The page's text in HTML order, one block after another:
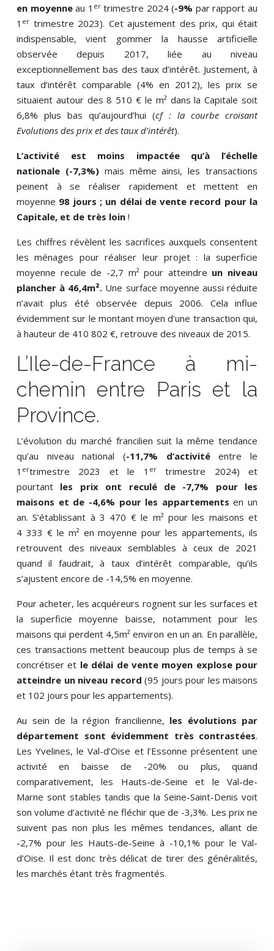
en moyenneau 1 ertrimestre 2024 (-9% par rapport au
1 er trimestre 2023). Cet ajustement des prix, qui était
indispensable, vient gommer la hausse artificielle
observée depuis 2017, liée au niveau
exceptionnellement bas des taux d’intérêt. Justement, à
taux d’intérêt comparable (4% en 2012), les prix se
situaient autour des 8 510 € le m² dans la Capitale soit
6,8% plus bas qu’aujourd’hui (cf : la courbe croisant
Evolutions des prix et des taux d’intérêt).
L’activité est moins impactée qu’à l’échelle
nationale (-7,3%)mais même ainsi, les transactions
peinent à se réaliser rapidement et mettent en
moyenne 98 jours ; un délai de vente record pour la
Capitale, et de très loin !
Les chiffres révèlent les sacrifices auxquels consentent
les ménages pour réaliser leur projet : la superficie
moyenne recule de -2,7 m² pour atteindre un niveau
plancher à 46,4m². Une surface moyenne aussi réduite
n’avait plus été observée depuis 2006. Cela influe
évidemment sur le montant moyen d’une transaction qui,
à hauteur de 410 802 €, retrouve des niveaux de 2015.
L’Ile-de-France à mi-
chemin entre Paris et la
Province.
L’évolution du marché francilien suit la même tendance
qu’au niveau national (-11,7% d’activitéentre le
1 ertrimestre 2023 et le 1 ertrimestre 2024) et
pourtant les prix ont reculé de -7,7% pour les
maisons et de -4,6% pour les appartements en un
an. S’établissant à 3 470 € le m² pour les maisons et
4 333 € le m² en moyenne pour les appartements, ils
retrouvent des niveaux semblables à ceux de 2021
quand il faudrait, à taux d’intérêt comparable, qu’ils
s’ajustent encore de -14,5% en moyenne.
Pour acheter, les acquéreurs rognent sur les surfaces et
la superficie moyenne baisse, notamment pour les
maisons qui perdent 4,5m² environ en un an. En parallèle,
ces transactions mettent beaucoup plus de temps à se
concrétiser et le délai de vente moyen explose pour
atteindre un niveau record (95 jours pour les maisons
et 102 jours pour les appartements).
Au sein de la région francilienne, les évolutions par
département sont évidemment très contrastées.
Les Yvelines, le Val-d’Oise et l’Essonne présentent une
activité en baisse de -20% ou plus, quand
comparativement, les Hauts-de-Seine et le Val-de-
Marne sont stables tandis que la Seine-Saint-Denis voit
son volume d’activité ne fléchir que de -3,3%. Les prix ne
suivent pas non plus les mêmes tendances, allant de
-2,7% pour les Hauts-de-Seine à -10,1% pour le Val-
d’Oise. Il est donc très délicat de tirer des généralités,
les marchés étant très fragmentés.